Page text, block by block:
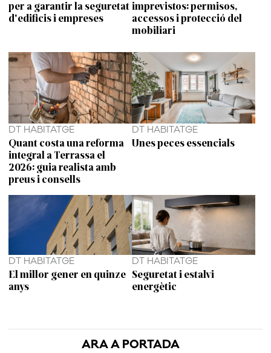
ARA A PORTADA
per a garantir la seguretat
d'edificis i empreses
imprevistos: permisos,
accessos i protecció del
mobiliari
DT HABITATGE
Quant costa una reforma
integral a Terrassa el
2026: guia realista amb
preus i consells
DT HABITATGE
Unes peces essencials
DT HABITATGE
El millor gener en quinze
anys
DT HABITATGE
Seguretat i estalvi
energètic